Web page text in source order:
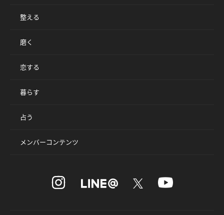
整える
磨く
恋する
暮らす
占う
メンバーコンテンツ